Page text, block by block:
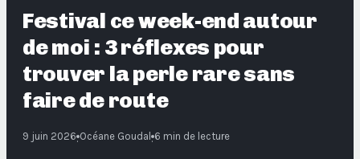
Festival ce week-end autour
de moi : 3 réflexes pour
trouver la perle rare sans
faire de route
9 juin 2026· Océane Goudal · 6 min de lecture